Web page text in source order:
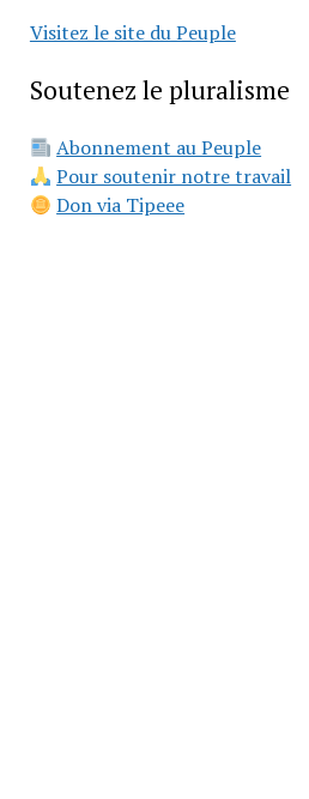
Visitez le site du Peuple
Soutenez le pluralisme
Abonnement au Peuple
Pour soutenir notre travail
Don via Tipeee